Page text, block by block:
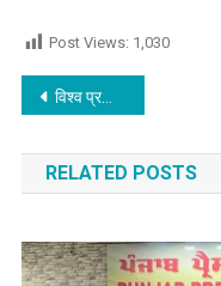
Post Views: 1,030
Post
विश्व प्रसिद्ध इंटरनेशनल चैन ली मेरिडियन एवम नोवोटेल होटल गोवा में सेंट सोल्जर छात्रों का चयन
RELATED POSTS